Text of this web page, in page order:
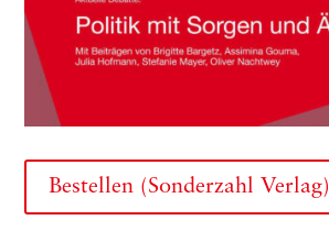
Bestellen (Sonderzahl Verlag)